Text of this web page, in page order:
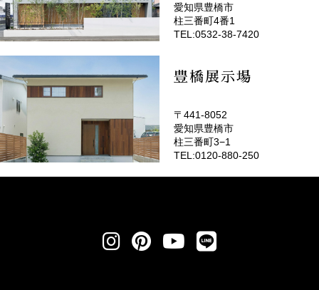
(EMOTOP豊橋)
愛知県豊橋市
柱三番町4番1
TEL:0532-38-7420
豊橋展示場
〒441-8052
愛知県豊橋市
柱三番町3−1
TEL:0120-880-250